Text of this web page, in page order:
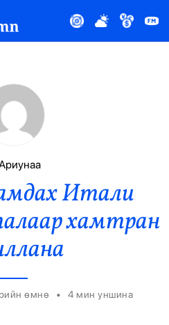
БуланИтали
хамтран
өмнө • 4 мин уншина